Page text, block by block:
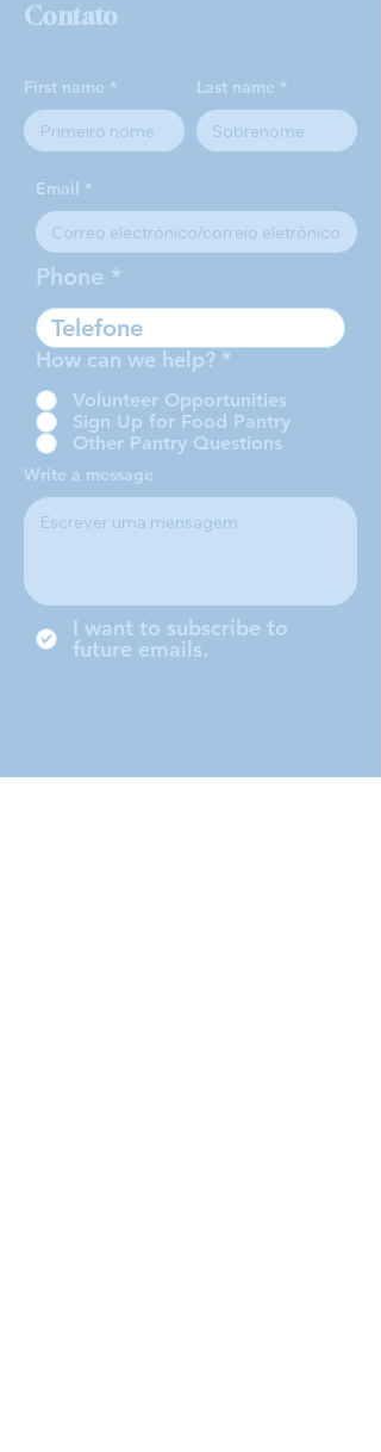
Contato
First name Last name
Email
Phone
How can we help? *
Volunteer Opportunities
Sign Up for Food Pantry
Other Pantry Questions
Write a message
I want to subscribe to
future emails.
cidades de Middleboro, Lakeville,